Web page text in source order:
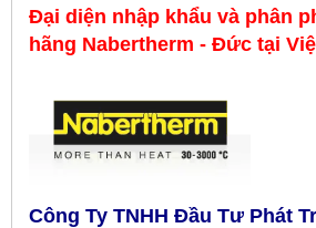
Đại diện nhập khẩu và phân
hãng Nabertherm - Đức tại
Công Ty TNHH Đầu Tư Phát